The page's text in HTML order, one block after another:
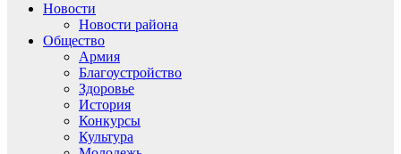
Новости
Новости района
Общество
Армия
Благоустройство
Здоровье
История
Конкурсы
Культура